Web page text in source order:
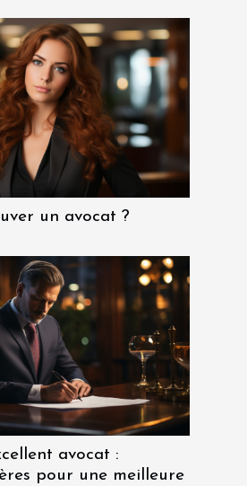
un avocat ?
avocat :
pour une meilleure